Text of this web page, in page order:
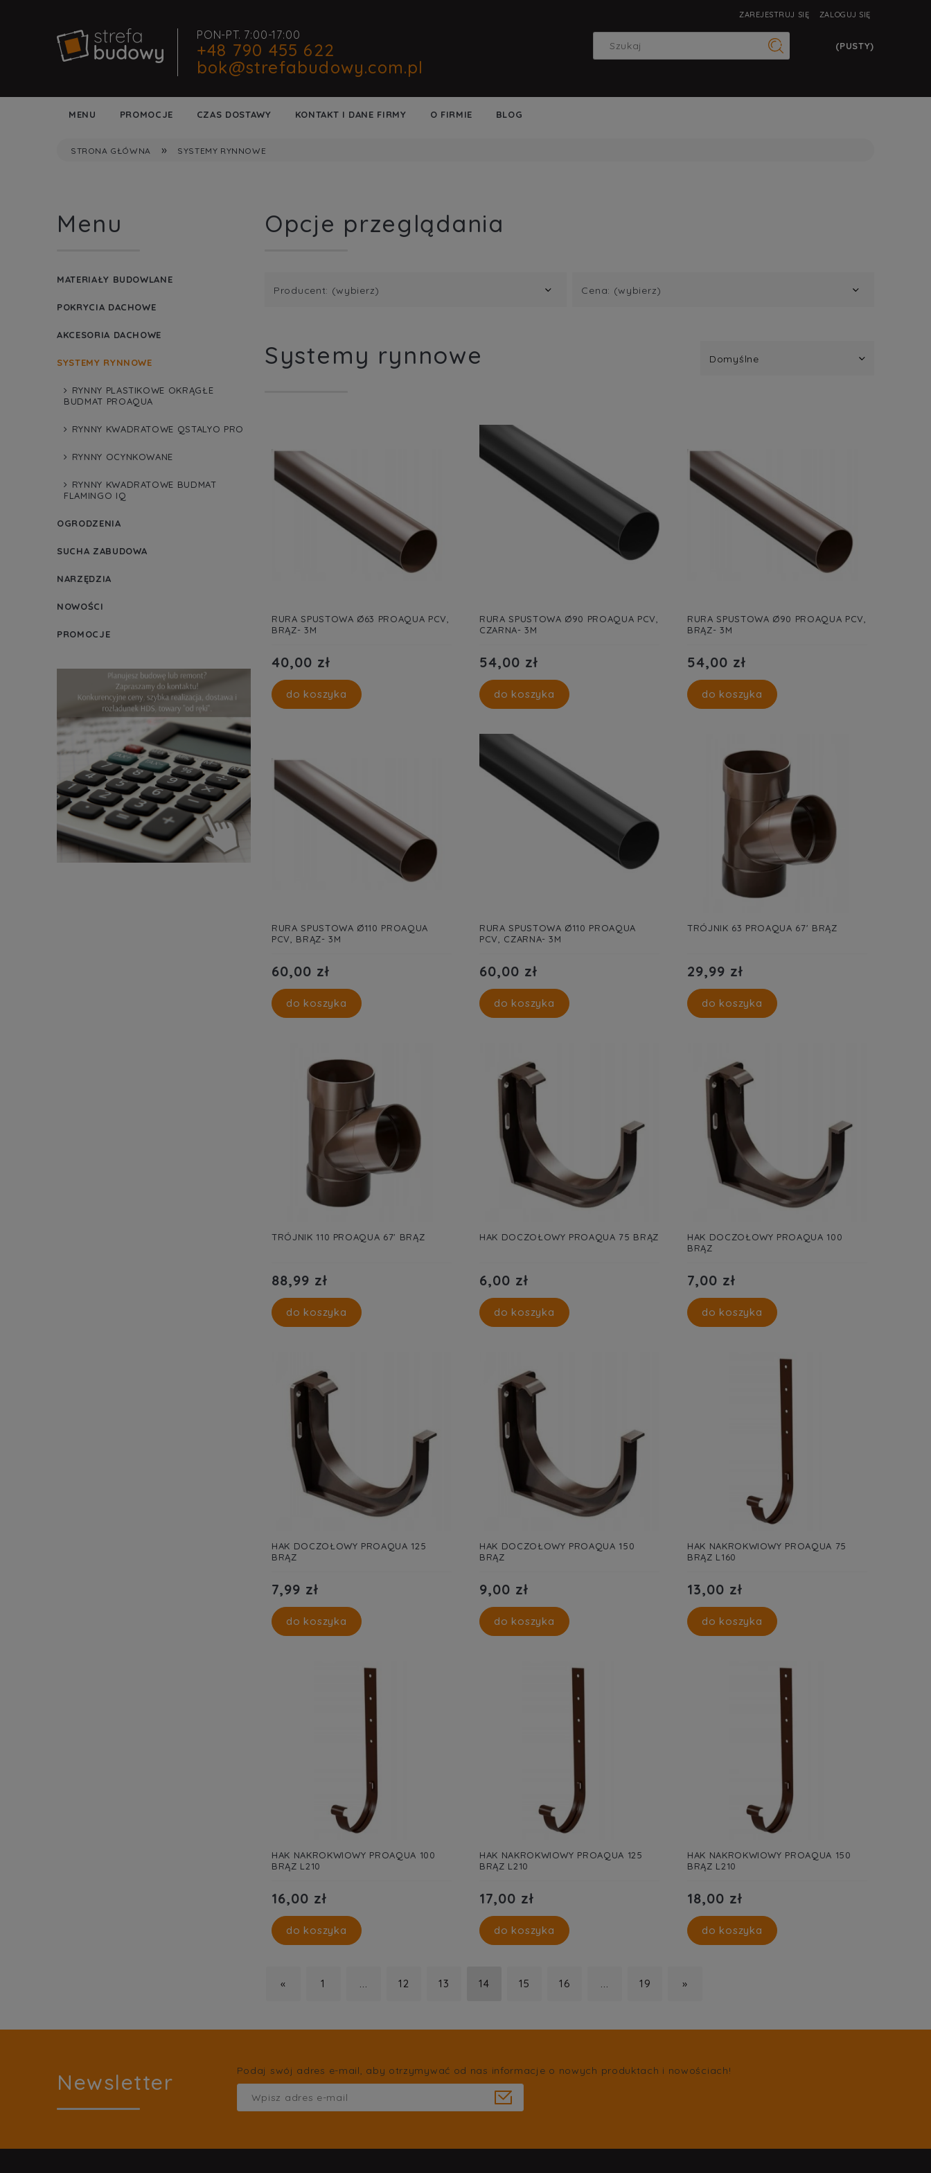
ZAREJESTRUJ SIĘ ZALOGUJ SIĘ
PON-PT. 7:00-17:00
+48 790 455 622
bok@strefabudowy.com.pl
(PUSTY)
MENU PROMOCJE CZAS DOSTAWY KONTAKT I DANE FIRMY O FIRMIE BLOG
STRONA GŁÓWNA » SYSTEMY RYNNOWE
Menu
MATERIAŁY BUDOWLANE
POKRYCIA DACHOWE
AKCESORIA DACHOWE
SYSTEMY RYNNOWE
RYNNY PLASTIKOWE OKRĄGŁE
BUDMAT PROAQUA
RYNNY KWADRATOWE QSTALYO PRO
RYNNY OCYNKOWANE
RYNNY KWADRATOWE BUDMAT
FLAMINGO IQ
OGRODZENIA
SUCHA ZABUDOWA
NARZĘDZIA
NOWOŚCI
PROMOCJE
Opcje przeglądania
Producent: (wybierz) Cena: (wybierz)
Systemy rynnowe
RURA SPUSTOWA Ø63 PROAQUA PCV,
BRĄZ- 3M
40,00 zł
do koszyka
RURA SPUSTOWA Ø90 PROAQUA PCV,
CZARNA- 3M
54,00 zł
do koszyka
RURA SPUSTOWA Ø90 PROAQUA PCV,
BRĄZ- 3M
54,00 zł
do koszyka
RURA SPUSTOWA Ø110 PROAQUA
PCV, BRĄZ- 3M
60,00 zł
do koszyka
RURA SPUSTOWA Ø110 PROAQUA
PCV, CZARNA- 3M
60,00 zł
do koszyka
TRÓJNIK 63 PROAQUA 67' BRĄZ
29,99 zł
do koszyka
TRÓJNIK 110 PROAQUA 67' BRĄZ
88,99 zł
do koszyka
HAK DOCZOŁOWY PROAQUA 75 BRĄZ
6,00 zł
do koszyka
HAK DOCZOŁOWY PROAQUA 100
BRĄZ
7,00 zł
do koszyka
HAK DOCZOŁOWY PROAQUA 125
BRĄZ
7,99 zł
do koszyka
HAK DOCZOŁOWY PROAQUA 150
BRĄZ
9,00 zł
do koszyka
HAK NAKROKWIOWY PROAQUA 75
BRĄZ L160
13,00 zł
do koszyka
HAK NAKROKWIOWY PROAQUA 100
BRĄZ L210
16,00 zł
do koszyka
HAK NAKROKWIOWY PROAQUA 125
BRĄZ L210
17,00 zł
do koszyka
HAK NAKROKWIOWY PROAQUA 150
BRĄZ L210
18,00 zł
do koszyka
« 1 ... 12 13 14 15 16 ... 19 »
Newsletter Podaj swój adres e-mail, aby otrzymywać od nas informacje o nowych produktach i nowościach!